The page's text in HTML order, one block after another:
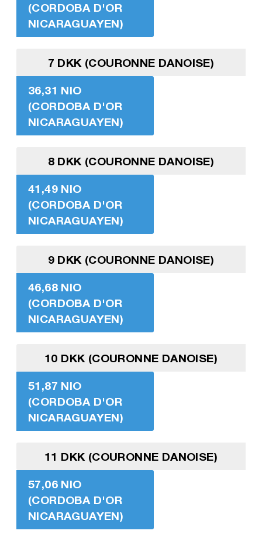
(CORDOBA D'OR
NICARAGUAYEN)
7 DKK (COURONNE DANOISE)
36,31 NIO
(CORDOBA D'OR
NICARAGUAYEN)
8 DKK (COURONNE DANOISE)
41,49 NIO
(CORDOBA D'OR
NICARAGUAYEN)
9 DKK (COURONNE DANOISE)
46,68 NIO
(CORDOBA D'OR
NICARAGUAYEN)
10 DKK (COURONNE DANOISE)
51,87 NIO
(CORDOBA D'OR
NICARAGUAYEN)
11 DKK (COURONNE DANOISE)
57,06 NIO
(CORDOBA D'OR
NICARAGUAYEN)